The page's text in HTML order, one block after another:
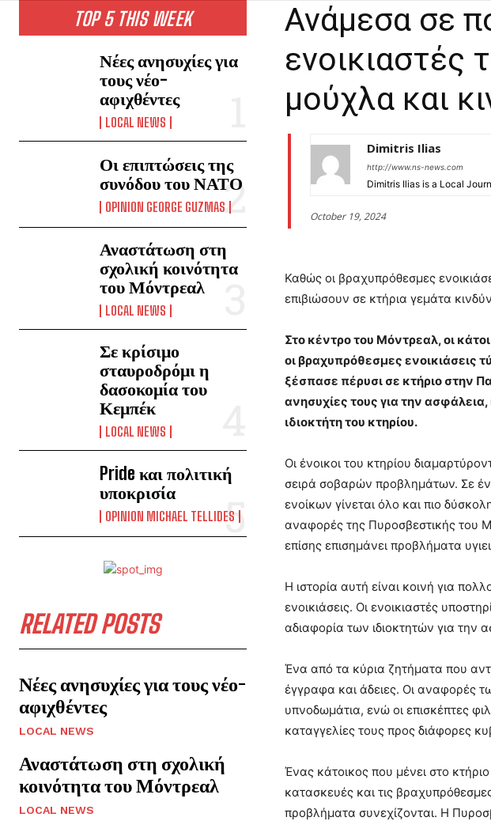
TOP 5 THIS WEEK
Νέες ανησυχίες για
τους νέο-
αφιχθέντες
LOCAL NEWS
Οι επιπτώσεις της
συνόδου του ΝΑΤΟ
OPINION GEORGE GUZMAS
Αναστάτωση στη
σχολική κοινότητα
του Μόντρεαλ
LOCAL NEWS
Σε κρίσιμο
σταυροδρόμι η
δασοκομία του
Κεμπέκ
LOCAL NEWS
Pride και πολιτική
υποκρισία
OPINION MICHAEL TELLIDES
RELATED POSTS
Νέες ανησυχίες για τους νέο-
αφιχθέντες
LOCAL NEWS
Αναστάτωση στη σχολική
κοινότητα του Μόντρεαλ
LOCAL NEWS
Ανάμεσα σε
ενοικιαστές
μούχλα και
Dimitris Ilias
http://www.ns-news.com
Dimitris Ilias is a Local
October 19, 2024
Καθώς οι βραχυπρόθεσμες
επιβιώσουν σε κτήρια γεμάτα
Στο κέντρο του Μόντρεαλ, οι
οι βραχυπρόθεσμες ενοικιάσεις
ξέσπασε πέρυσι σε κτήριο στην
ανησυχίες τους για την
ιδιοκτήτη του κτηρίου.
Οι ένοικοι του κτηρίου
σειρά σοβαρών προβλημάτων. Σε
ενοίκων γίνεται όλο και πιο
αναφορές της Πυροσβεστικής του
επίσης επισημάνει προβλήματα
Η ιστορία αυτή είναι κοινή για
ενοικιάσεις. Οι ενοικιαστές
αδιαφορία των ιδιοκτητών για την
Ένα από τα κύρια ζητήματα που
έγγραφα και άδειες. Οι αναφορές
υπνοδωμάτια, ενώ οι επισκέπτες
καταγγελίες τους προς διάφορες
Ένας κάτοικος που μένει στο
κατασκευές και τις
προβλήματα συνεχίζονται. Η